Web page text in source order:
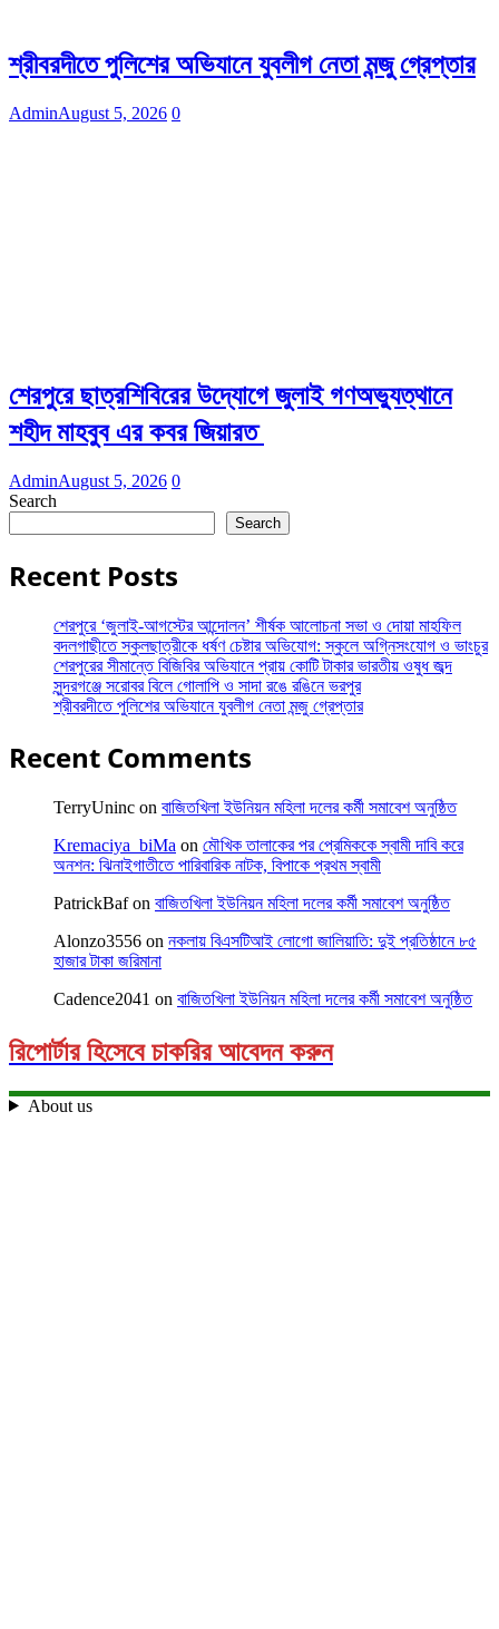
শ্রীবরদীতে পুলিশের অভিযানে যুবলীগ নেতা মন্জু গ্রেপ্তার
AdminAugust 5, 2026 0
শেরপুরে ছাত্রশিবিরের উদ্যোগে জুলাই গণঅভ্যুত্থানে
শহীদ মাহবুব এর কবর জিয়ারত
AdminAugust 5, 2026 0
Search
Search
Recent Posts
শেরপুরে ‘জুলাই-আগস্টের আন্দোলন’ শীর্ষক আলোচনা সভা ও দোয়া মাহফিল
বদলগাছীতে স্কুলছাত্রীকে ধর্ষণ চেষ্টার অভিযোগ: স্কুলে অগ্নিসংযোগ ও ভাংচুর
শেরপুরের সীমান্তে বিজিবির অভিযানে প্রায় কোটি টাকার ভারতীয় ওষুধ জব্দ
সুন্দরগঞ্জে সরোবর বিলে গোলাপি ও সাদা রঙে রঙিনে ভরপুর
শ্রীবরদীতে পুলিশের অভিযানে যুবলীগ নেতা মন্জু গ্রেপ্তার
Recent Comments
TerryUninc on বাজিতখিলা ইউনিয়ন মহিলা দলের কর্মী সমাবেশ অনুষ্ঠিত
Kremaciya_biMa on মৌখিক তালাকের পর প্রেমিককে স্বামী দাবি করে
অনশন: ঝিনাইগাতীতে পারিবারিক নাটক, বিপাকে প্রথম স্বামী
PatrickBafon বাজিতখিলা ইউনিয়ন মহিলা দলের কর্মী সমাবেশ অনুষ্ঠিত
Alonzo3556 on নকলায় বিএসটিআই লোগো জালিয়াতি: দুই প্রতিষ্ঠানে ৮৫
হাজার টাকা জরিমানা
Cadence2041 on বাজিতখিলা ইউনিয়ন মহিলা দলের কর্মী সমাবেশ অনুষ্ঠিত
রিপোর্টার হিসেবে চাকরির আবেদন করুন
About us